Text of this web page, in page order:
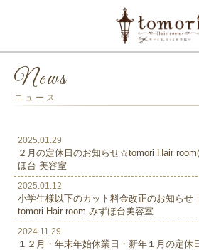
News
ニュース
2025.01.29
２月の定休日のお知らせ☆tomori Hair
ほ台 美容室
2025.01.12
小学生様以下のカット料金改正のお知らせ
tomori Hair room みずほ台美容室
2024.11.29
１２月・年末年始休業日・新年１月の定